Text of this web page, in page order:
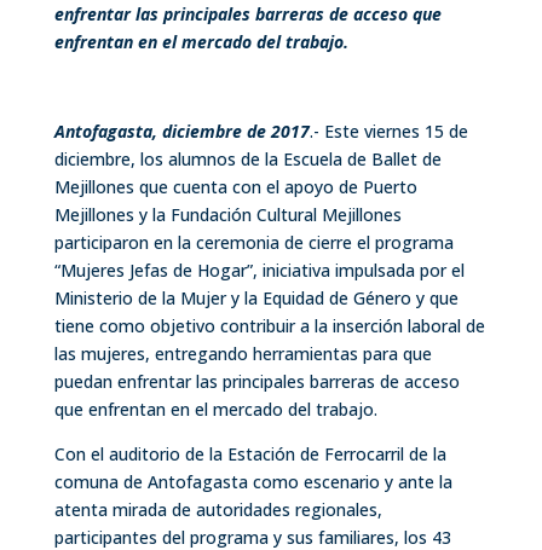
enfrentar las principales barreras de acceso que
enfrentan en el mercado del trabajo.
Antofagasta, diciembre de 2017.- Este viernes 15 de
diciembre, los alumnos de la Escuela de Ballet de
Mejillones que cuenta con el apoyo de Puerto
Mejillones y la Fundación Cultural Mejillones
participaron en la ceremonia de cierre el programa
“Mujeres Jefas de Hogar”, iniciativa impulsada por el
Ministerio de la Mujer y la Equidad de Género y que
tiene como objetivo contribuir a la inserción laboral de
las mujeres, entregando herramientas para que
puedan enfrentar las principales barreras de acceso
que enfrentan en el mercado del trabajo.
Con el auditorio de la Estación de Ferrocarril de la
comuna de Antofagasta como escenario y ante la
atenta mirada de autoridades regionales,
participantes del programa y sus familiares, los 43